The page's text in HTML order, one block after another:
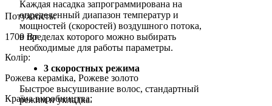
Каждая насадка запрограммирована на
определенный диапазон температур и
мощностей (скоростей) воздушного потока,
в пределах которого можно выбирать
необходимые для работы параметры.
3 скоростных режима
Быстрое высушивание волос, стандартный
режим и укладка.
Потужність:
1700 Вт
Колір:
Рожева кераміка, Рожеве золото
Країна виробництва: